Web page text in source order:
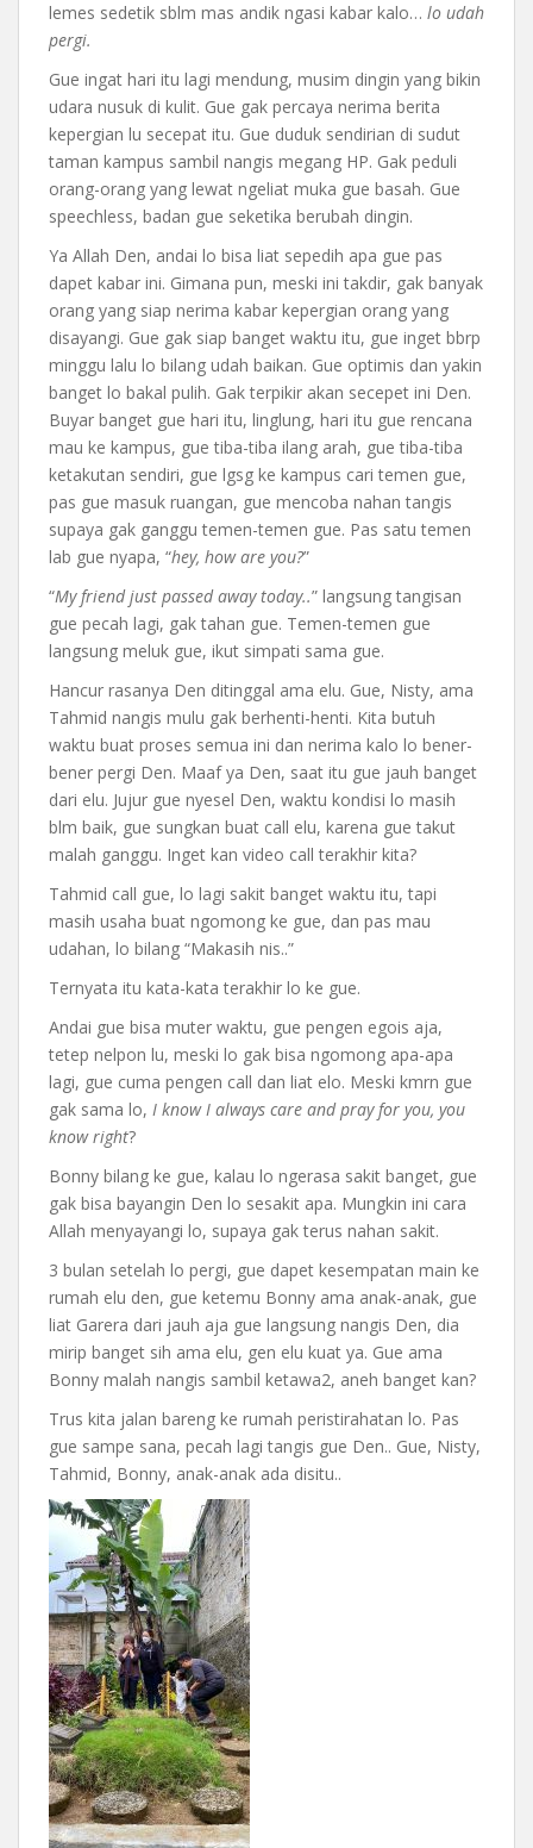
lemes sedetik sblm mas andik ngasi kabar kalo… lo udah
pergi.
Gue ingat hari itu lagi mendung, musim dingin yang bikin
udara nusuk di kulit. Gue gak percaya nerima berita
kepergian lu secepat itu. Gue duduk sendirian di sudut
taman kampus sambil nangis megang HP. Gak peduli
orang-orang yang lewat ngeliat muka gue basah. Gue
speechless, badan gue seketika berubah dingin.
Ya Allah Den, andai lo bisa liat sepedih apa gue pas
dapet kabar ini. Gimana pun, meski ini takdir, gak banyak
orang yang siap nerima kabar kepergian orang yang
disayangi. Gue gak siap banget waktu itu, gue inget bbrp
minggu lalu lo bilang udah baikan. Gue optimis dan yakin
banget lo bakal pulih. Gak terpikir akan secepet ini Den.
Buyar banget gue hari itu, linglung, hari itu gue rencana
mau ke kampus, gue tiba-tiba ilang arah, gue tiba-tiba
ketakutan sendiri, gue lgsg ke kampus cari temen gue,
pas gue masuk ruangan, gue mencoba nahan tangis
supaya gak ganggu temen-temen gue. Pas satu temen
lab gue nyapa, “hey, how are you?”
“My friend just passed away today..” langsung tangisan
gue pecah lagi, gak tahan gue. Temen-temen gue
langsung meluk gue, ikut simpati sama gue.
Hancur rasanya Den ditinggal ama elu. Gue, Nisty, ama
Tahmid nangis mulu gak berhenti-henti. Kita butuh
waktu buat proses semua ini dan nerima kalo lo bener-
bener pergi Den. Maaf ya Den, saat itu gue jauh banget
dari elu. Jujur gue nyesel Den, waktu kondisi lo masih
blm baik, gue sungkan buat call elu, karena gue takut
malah ganggu. Inget kan video call terakhir kita?
Tahmid call gue, lo lagi sakit banget waktu itu, tapi
masih usaha buat ngomong ke gue, dan pas mau
udahan, lo bilang “Makasih nis..”
Ternyata itu kata-kata terakhir lo ke gue.
Andai gue bisa muter waktu, gue pengen egois aja,
tetep nelpon lu, meski lo gak bisa ngomong apa-apa
lagi, gue cuma pengen call dan liat elo. Meski kmrn gue
gak sama lo, I know I always care and pray for you, you
know right?
Bonny bilang ke gue, kalau lo ngerasa sakit banget, gue
gak bisa bayangin Den lo sesakit apa. Mungkin ini cara
Allah menyayangi lo, supaya gak terus nahan sakit.
3 bulan setelah lo pergi, gue dapet kesempatan main ke
rumah elu den, gue ketemu Bonny ama anak-anak, gue
liat Garera dari jauh aja gue langsung nangis Den, dia
mirip banget sih ama elu, gen elu kuat ya. Gue ama
Bonny malah nangis sambil ketawa2, aneh banget kan?
Trus kita jalan bareng ke rumah peristirahatan lo. Pas
gue sampe sana, pecah lagi tangis gue Den.. Gue, Nisty,
Tahmid, Bonny, anak-anak ada disitu..